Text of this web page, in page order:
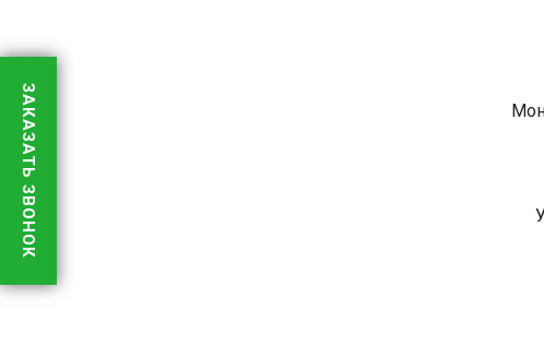
ЗАКАЗАТЬ ЗВОНОК